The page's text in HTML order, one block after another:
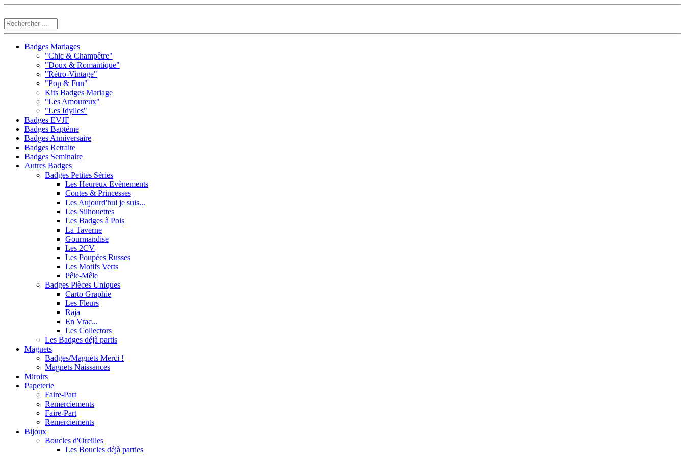
Badges Mariages
"Chic & Champêtre"
"Doux & Romantique"
"Rétro-Vintage"
"Pop & Fun"
Kits Badges Mariage
"Les Amoureux"
"Les Idylles"
Badges EVJF
Badges Baptême
Badges Anniversaire
Badges Retraite
Badges Seminaire
Autres Badges
Badges Petites Séries
Les Heureux Evènements
Contes & Princesses
Les Aujourd'hui je suis...
Les Silhouettes
Les Badges à Pois
La Taverne
Gourmandise
Les 2CV
Les Poupées Russes
Les Motifs Verts
Pêle-Mêle
Badges Pièces Uniques
Carto Graphie
Les Fleurs
Raja
En Vrac...
Les Collectors
Les Badges déjà partis
Magnets
Badges/Magnets Merci !
Magnets Naissances
Miroirs
Papeterie
Faire-Part
Remerciements
Faire-Part
Remerciements
Bijoux
Boucles d'Oreilles
Les Boucles déjà parties